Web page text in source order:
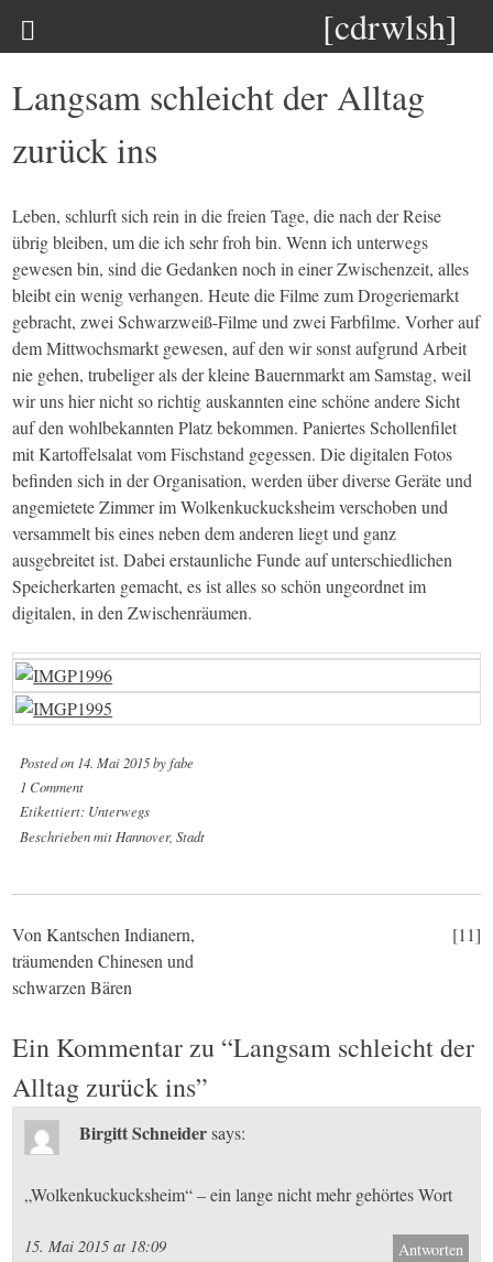
[cdrwlsh]
Langsam schleicht der Alltag
zurück ins
Leben, schlurft sich rein in die freien Tage, die nach der Reise
übrig bleiben, um die ich sehr froh bin. Wenn ich unterwegs
gewesen bin, sind die Gedanken noch in einer Zwischenzeit, alles
bleibt ein wenig verhangen. Heute die Filme zum Drogeriemarkt
gebracht, zwei Schwarzweiß-Filme und zwei Farbfilme. Vorher auf
dem Mittwochsmarkt gewesen, auf den wir sonst aufgrund Arbeit
nie gehen, trubeliger als der kleine Bauernmarkt am Samstag, weil
wir uns hier nicht so richtig auskannten eine schöne andere Sicht
auf den wohlbekannten Platz bekommen. Paniertes Schollenfilet
mit Kartoffelsalat vom Fischstand gegessen. Die digitalen Fotos
befinden sich in der Organisation, werden über diverse Geräte und
angemietete Zimmer im Wolkenkuckucksheim verschoben und
versammelt bis eines neben dem anderen liegt und ganz
ausgebreitet ist. Dabei erstaunliche Funde auf unterschiedlichen
Speicherkarten gemacht, es ist alles so schön ungeordnet im
digitalen, in den Zwischenräumen.
Posted on 14. Mai 2015byfabe
1 Comment
Etikettiert: Unterwegs
Beschrieben mit Hannover, Stadt
Post
navigation
Von Kantschen Indianern,
träumenden Chinesen und
schwarzen Bären
[11]
Ein Kommentar zu “Langsam schleicht der
Alltag zurück ins”
Birgitt Schneider says:
„Wolkenkuckucksheim“ – ein lange nicht mehr gehörtes Wort
Antworten
15. Mai 2015 at 18:09